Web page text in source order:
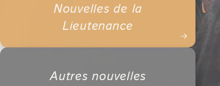
Nouvelles de la
Lieutenance
Autres nouvelles